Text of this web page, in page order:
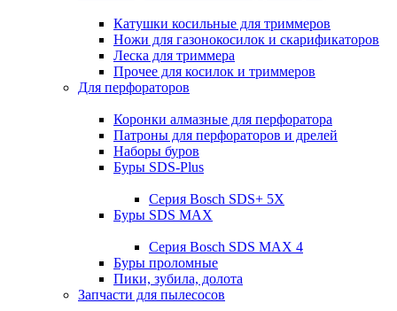
Катушки косильные для триммеров
Ножи для газонокосилок и скарификаторов
Леска для триммера
Прочее для косилок и триммеров
Для перфораторов
Коронки алмазные для перфоратора
Патроны для перфораторов и дрелей
Наборы буров
Буры SDS-Plus
Серия Bosch SDS+ 5X
Буры SDS MAX
Серия Bosch SDS MAX 4
Буры проломные
Пики, зубила, долота
Запчасти для пылесосов